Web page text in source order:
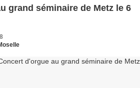
grand séminaire de Metz le 6